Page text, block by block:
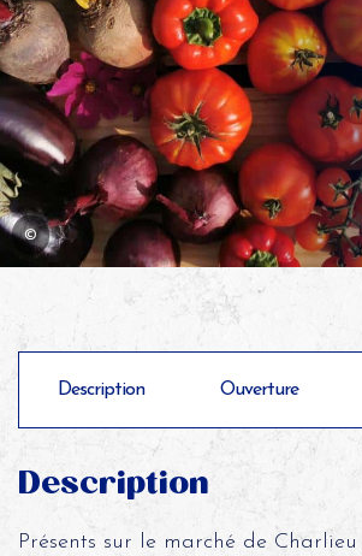
©
Description Ouverture
Description
Présents sur le marché de